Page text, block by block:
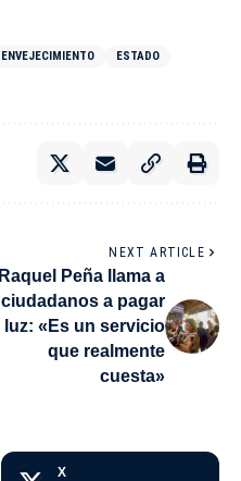
ENVEJECIMIENTO
ESTADO
NEXT ARTICLE
Raquel Peña llama a
ciudadanos a pagar
luz: «Es un servicio
que realmente
cuesta»
X